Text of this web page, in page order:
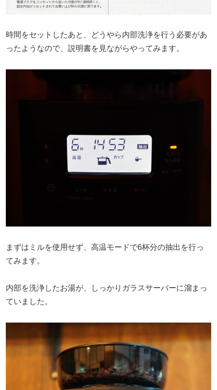
時間をセットしたあと、どうやら内部洗浄を行う必要があ
ったようなので、説明書を見ながらやってみます。
まずはミルを使用せず、高温モードで6杯分の抽出を行っ
てみます。
内部を洗浄したお湯が、しっかりガラスサーバーに溜まっ
ていました。